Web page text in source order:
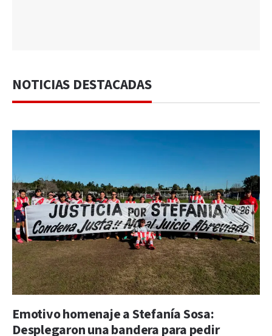
NOTICIAS DESTACADAS
Emotivo homenaje a Stefanía Sosa:
Desplegaron una bandera para pedir